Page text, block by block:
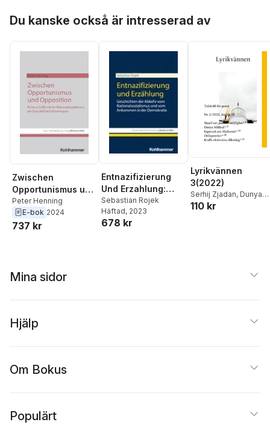
Ankommen in Der
Du kanske också är intresserad av
Zwischen
Opportunismus und
Opposition:
Kulturschaffende
im
Peter Henning
E-bok 2024
737 kr
Entnazifizierung
Und Erzahlung:
Geschichten Der
Abkehr Vom
Nationalsozialismu
Sebastian Rojek
Häftad, 2023
678 kr
Lyrikvännen
3(2022)
Serhij Zjadan, Dunya
Mikhail,
110 kr
Mina sidor
Hjälp
Om Bokus
Populärt